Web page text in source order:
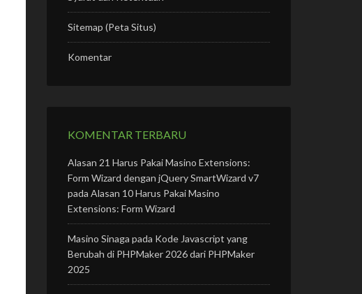
Sitemap (Peta Situs)
Komentar
KOMENTAR TERBARU
Alasan 21 Harus Pakai Masino Extensions:
Form Wizard dengan jQuery SmartWizard v7
pada Alasan 10 Harus Pakai Masino
Extensions: Form Wizard
Masino Sinaga pada Kode Javascript yang
Berubah di PHPMaker 2026 dari PHPMaker
2025